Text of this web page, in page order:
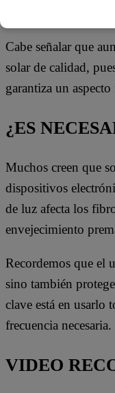
Cabe señalar que
solar de calidad,
garantiza un
¿ES
Muchos creen que
dispositivos
de luz afecta los
envejecimiento
Recordemos que el
sino también
clave está en usarlo
frecuencia necesaria.
VIDEO